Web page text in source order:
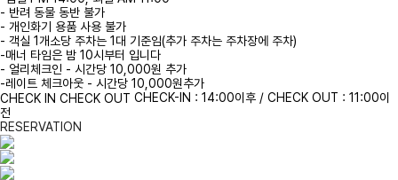
- 반려 동물 동반 불가
- 개인화기 용품 사용 불가
- 객실 1개소당 주차는 1대 기준임(추가 주차는 주차장에 주차)
-매너 타임은 밤 10시부터 입니다
- 얼리체크인 - 시간당 10,000원 추가
-레이트 체크아웃 - 시간당 10,000원추가
CHECK IN CHECK OUT CHECK-IN : 14:00이후 / CHECK OUT : 11:00이
전
RESERVATION